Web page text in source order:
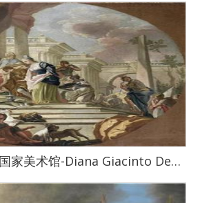
荷兰阿姆斯特丹国家美术馆-Diana Giacinto De grootmoedigheid van Scipio 1765-1770